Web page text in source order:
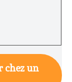
chez un